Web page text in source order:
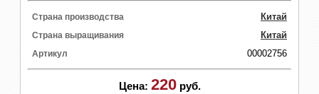
Страна производства Китай
Страна выращивания Китай
Артикул 00002756
Цена: 220 руб.